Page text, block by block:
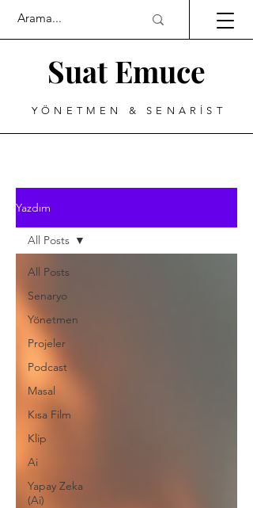
Suat Emuce
YÖNETMEN & SENARİST
Yazdım
All Posts
Senaryo
Yönetmen
Projeler
Podcast
Masal
Kısa Film
Klip
Ai
Yapay Zeka
(Ai)
All Posts